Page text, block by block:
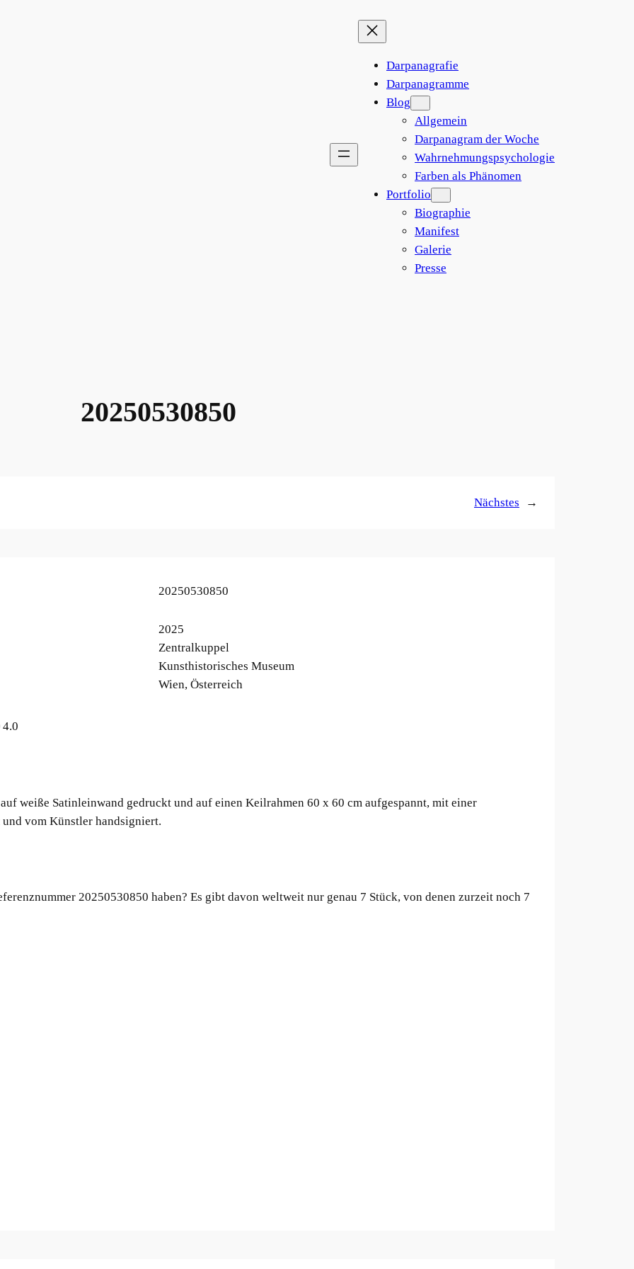
Darpanagrafie
Darpanagramme
Blog
Allgemein
Darpanagram der Woche
Wahrnehmungspsychologie
Farben als Phänomen
Portfolio
Biographie
Manifest
Galerie
Presse
20250530850
Nächstes →
20250530850
2025
Zentralkuppel
Kunsthistorisches Museum
Wien, Österreich
weiße Satinleinwand gedruckt und auf einen Keilrahmen 60 x 60 cm aufgespannt, mit einer
vom Künstler handsigniert.
20250530850 haben? Es gibt davon weltweit nur genau 7 Stück, von denen zurzeit noch 7